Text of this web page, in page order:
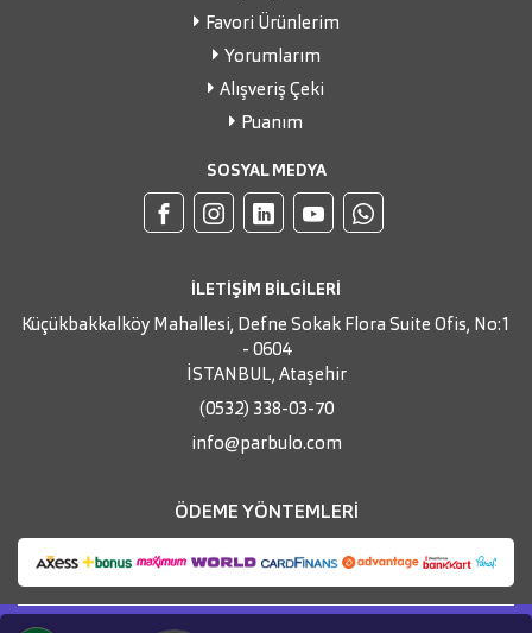
Favori Ürünlerim
Yorumlarım
Alışveriş Çeki
Puanım
SOSYAL MEDYA
İLETİŞİM BİLGİLERİ
Küçükbakkalköy Mahallesi, Defne Sokak Flora Suite Ofis, No:1
- 0604
İSTANBUL, Ataşehir
(0532) 338-03-70
info@parbulo.com
ÖDEME YÖNTEMLERİ